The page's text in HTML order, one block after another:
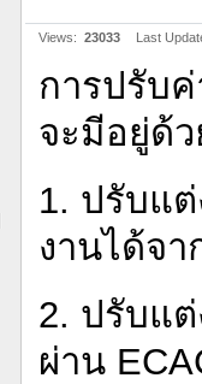
Views: 23033 Last
การปรับ
จะมีอยู่ด้
1. ปรับแ
งานได้จ
2. ปรับแ
ผ่าน